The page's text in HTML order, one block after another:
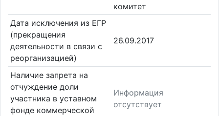
комитет
Дата исключения из ЕГР
(прекращения
деятельности в связи с
реорганизацией)
26.09.2017
Наличие запрета на
отчуждение доли
участника в уставном
фонде коммерческой
Информация
отсутствует